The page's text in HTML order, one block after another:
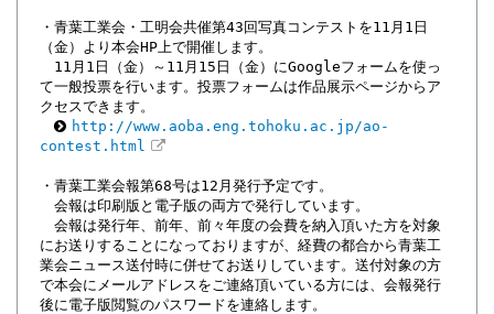
・青葉工業会・工明会共催第43回写真コンテストを11月1日
（金）より本会HP上で開催します。
11月1日（金）～11月15日（金）にGoogleフォームを使っ
て一般投票を行います。投票フォームは作品展示ページからア
クセスできます。
http://www.aoba.eng.tohoku.ac.jp/ao-
contest.html
・青葉工業会報第68号は12月発行予定です。
会報は印刷版と電子版の両方で発行しています。
会報は発行年、前年、前々年度の会費を納入頂いた方を対象
にお送りすることになっておりますが、経費の都合から青葉工
業会ニュース送付時に併せてお送りしています。送付対象の方
で本会にメールアドレスをご連絡頂いている方には、会報発行
後に電子版閲覧のパスワードを連絡します。